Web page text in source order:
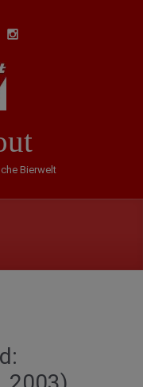
Bierwelt